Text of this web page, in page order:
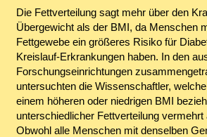
Die Fettverteilung sagt mehr über den
Übergewicht als der BMI, da Menschen
Fettgewebe ein größeres Risiko für
Kreislauf-Erkrankungen haben. In den
Forschungseinrichtungen
untersuchten die Wissenschaftler,
einem höheren oder niedrigen BMI
unterschiedlicher Fettverteilung vermehrt
Obwohl alle Menschen mit denselben